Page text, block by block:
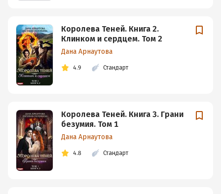
Королева Теней. Книга 2.
Клинком и сердцем. Том 2
Дана Арнаутова
4.9 Стандарт
Королева Теней. Книга 3. Грани
безумия. Том 1
Дана Арнаутова
4.8 Стандарт